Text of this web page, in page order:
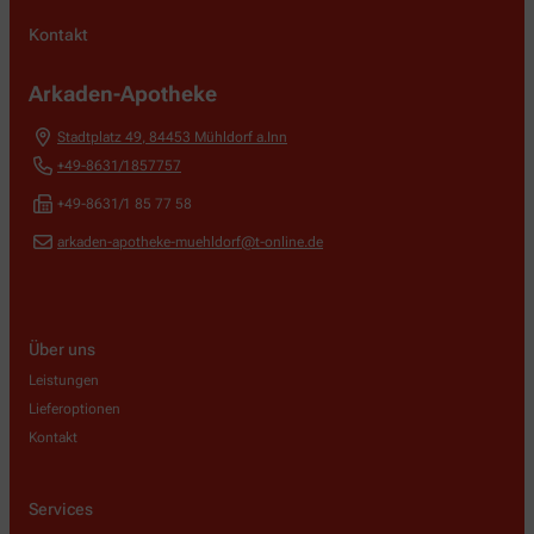
Kontakt
Arkaden-Apotheke
Stadtplatz 49 84453 Mühldorf a.Inn
+49-8631/1857757
+49-8631/1 85 77 58
arkaden-apotheke-muehldorf@t-online.de
Über uns
Leistungen
Lieferoptionen
Kontakt
Services